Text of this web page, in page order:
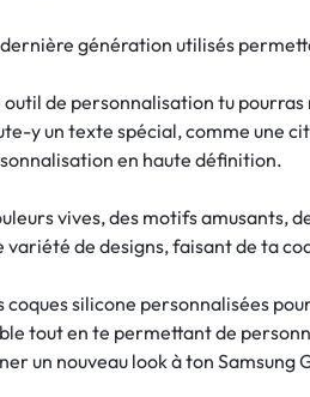
génération utilisés
de personnalisation tu
y un texte spécial, comme une
en haute définition.
vives, des motifs amusants,
variété de designs, faisant de ta
coques silicone personnalisées
tout en te permettant de
un nouveau look à ton